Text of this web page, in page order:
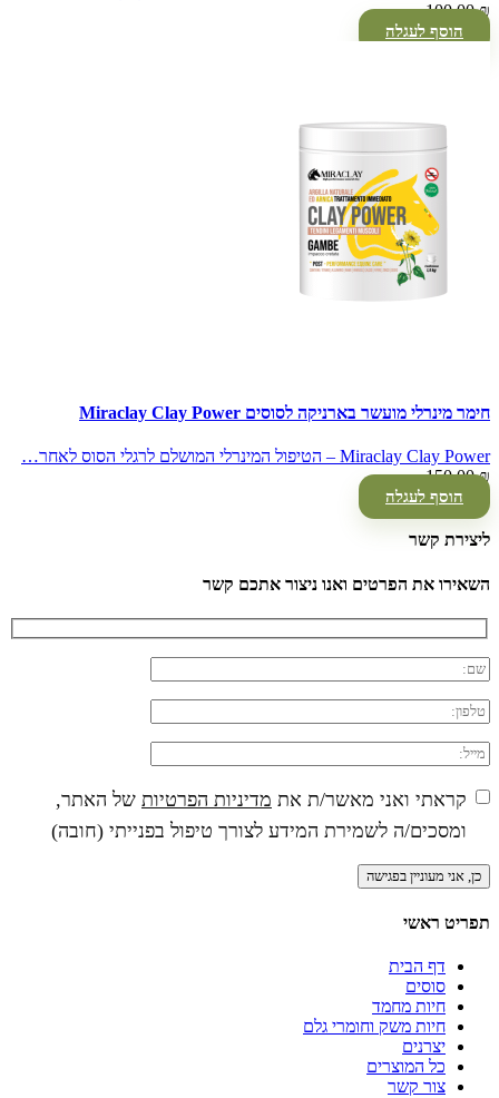
100.00₪
הוסף לעגלה
חימר מינרלי מועשר בארניקה לסוסים Miraclay Clay Power
Miraclay Clay Power – הטיפול המינרלי המושלם לרגלי הסוס לאחר…
150.00₪
הוסף לעגלה
ליצירת קשר
השאירו את הפרטים ואנו ניצור אתכם קשר
קראתי ואני מאשר/ת את מדיניות הפרטיות של האתר,
ומסכים/ה לשמירת המידע לצורך טיפול בפנייתי (חובה)
תפריט ראשי
דף הבית
סוסים
חיות מחמד
חיות משק וחומרי גלם
יצרנים
כל המוצרים
צור קשר